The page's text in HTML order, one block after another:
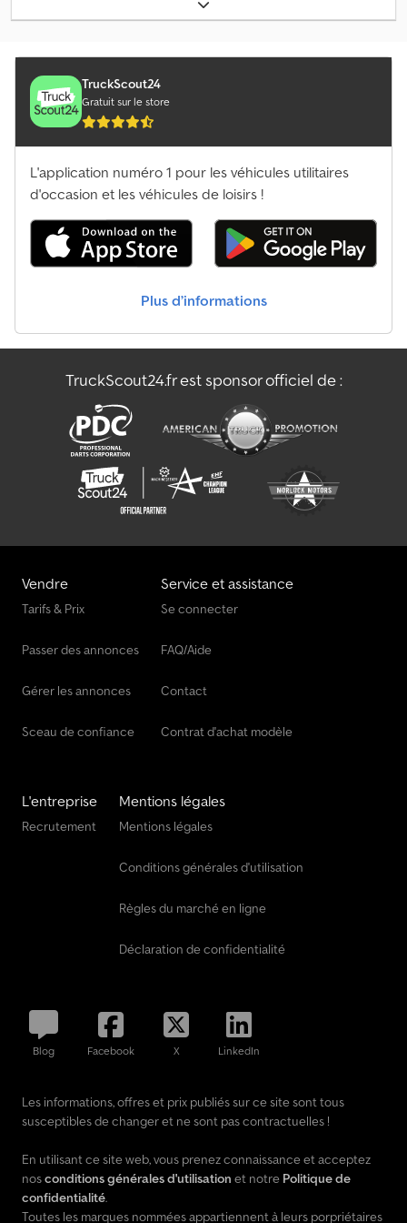
gravité de la charge:900 mm, hauteur de construction:3 380
poids total:14 160 kg, Type de moteur : diesel, fabricant : Linde
Cedpfjw Ayl Ssx Alfjrf
TruckScout24
Gratuit sur le store
L'application numéro 1 pour les véhicules utilitaires
d'occasion et les véhicules de loisirs !
Plus d’informations
TruckScout24.fr est sponsor officiel de :
Vendre
Tarifs & Prix
Passer des annonces
Gérer les annonces
Sceau de confiance
Service et assistance
Se connecter
FAQ/Aide
Contact
Contrat d'achat modèle
L'entreprise
Recrutement
Mentions légales
Mentions légales
Conditions générales d'utilisation
Règles du marché en ligne
Déclaration de confidentialité
Blog Facebook X LinkedIn
Les informations, offres et prix publiés sur ce site sont tous
susceptibles de changer et ne sont pas contractuelles !
En utilisant ce site web, vous prenez connaissance et acceptez
nosconditions générales d'utilisation et notre Politique de
confidentialité.
Toutes les marques nommées appartiennent à leurs porpriétaires